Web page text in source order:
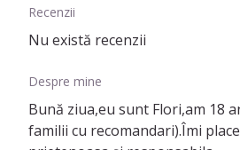
Recenzii
Nu există recenzii
Despre mine
Bună ziua,eu sunt Flori,am 18
familii cu recomandari).Îmi